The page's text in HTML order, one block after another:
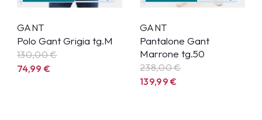
GANT
Polo Gant Grigia tg.M
130,00 €
74,99€
GANT
Pantalone Gant
Marrone tg.50
238,00 €
139,99€